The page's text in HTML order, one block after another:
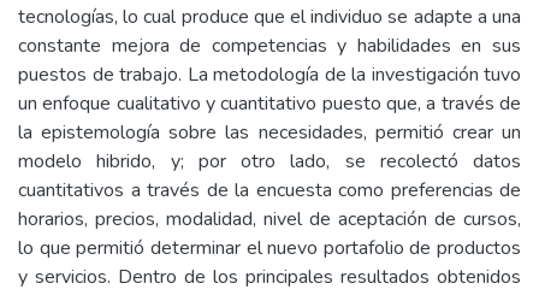
tecnologías, lo cual produce que el individuo se adapte a una
constante mejora de competencias y habilidades en sus
puestos de trabajo. La metodología de la investigación tuvo
un enfoque cualitativo y cuantitativo puesto que, a través de
la epistemología sobre las necesidades, permitió crear un
modelo hibrido, y; por otro lado, se recolectó datos
cuantitativos a través de la encuesta como preferencias de
horarios, precios, modalidad, nivel de aceptación de cursos,
lo que permitió determinar el nuevo portafolio de productos
y servicios. Dentro de los principales resultados obtenidos